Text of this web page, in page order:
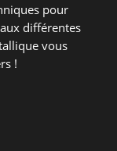
pour
différentes
vous
!